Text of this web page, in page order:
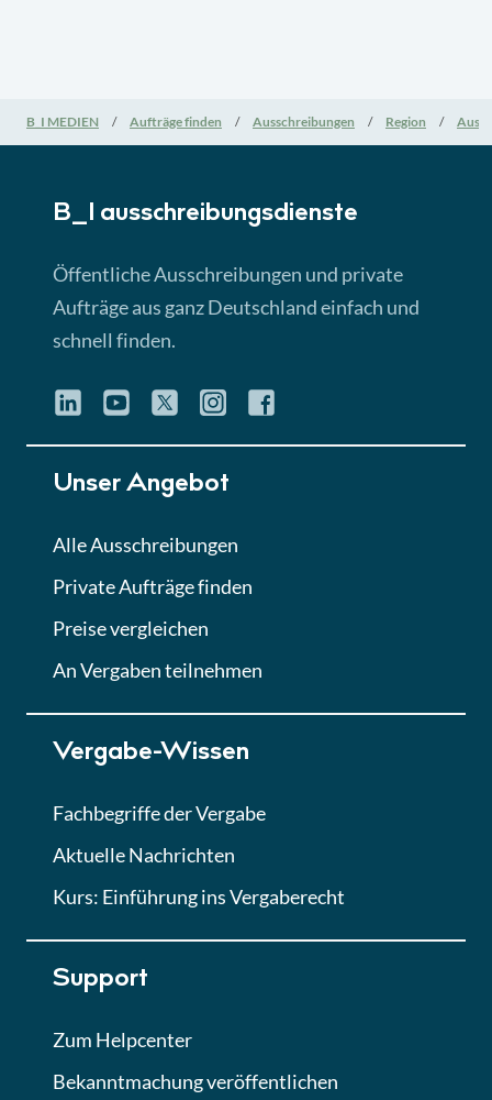
Nationale Verfahrensarten
Lektion 3
► 4:31 Min
Quiz
Eignung im Vergabeverfahren
Lektion 6
Abgabe von Angeboten
Lektion
Lektion 7
Finales Quiz
B_I MEDIEN Aufträge finden Ausschreibungen Region
B_I ausschreibungs­dienste
Öffentliche Ausschreibungen und private
Aufträge aus ganz Deutschland einfach und
schnell finden.
Unser Angebot
Alle Ausschreibungen
Private Aufträge finden
Preise vergleichen
An Vergaben teilnehmen
Vergabe-Wissen
Fachbegriffe der Vergabe
Aktuelle Nachrichten
Kurs: Einführung ins Vergaberecht
Support
Zum Helpcenter
Bekanntmachung veröffentlichen